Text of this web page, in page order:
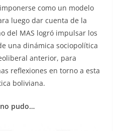
como un modelo
luego dar cuenta de la
del MAS logró impulsar los
una dinámica sociopolítica
anterior, para
reflexiones en torno a esta
boliviana.
pudo…